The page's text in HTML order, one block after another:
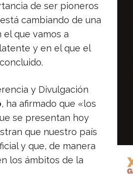
de ser pioneros
cambiando de una
que vamos a
y en el que el
y Divulgación
, ha afirmado que «los
se presentan hoy
que nuestro país
y que, de manera
los ámbitos de la